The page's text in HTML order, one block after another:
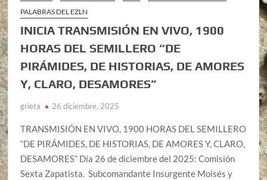
PALABRAS DEL EZLN
INICIA TRANSMISIÓN EN VIVO, 1900
HORAS DEL SEMILLERO “DE
PIRÁMIDES, DE HISTORIAS, DE AMORES
Y, CLARO, DESAMORES”
grieta 26 diciembre, 2025
TRANSMISIÓN EN VIVO, 1900 HORAS DEL SEMILLERO
“DE PIRÁMIDES, DE HISTORIAS, DE AMORES Y, CLARO,
DESAMORES” Día 26 de diciembre del 2025: Comisión
Sexta Zapatista. Subcomandante Insurgente Moisés y